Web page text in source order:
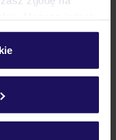
w zakładkę
znajdziesz